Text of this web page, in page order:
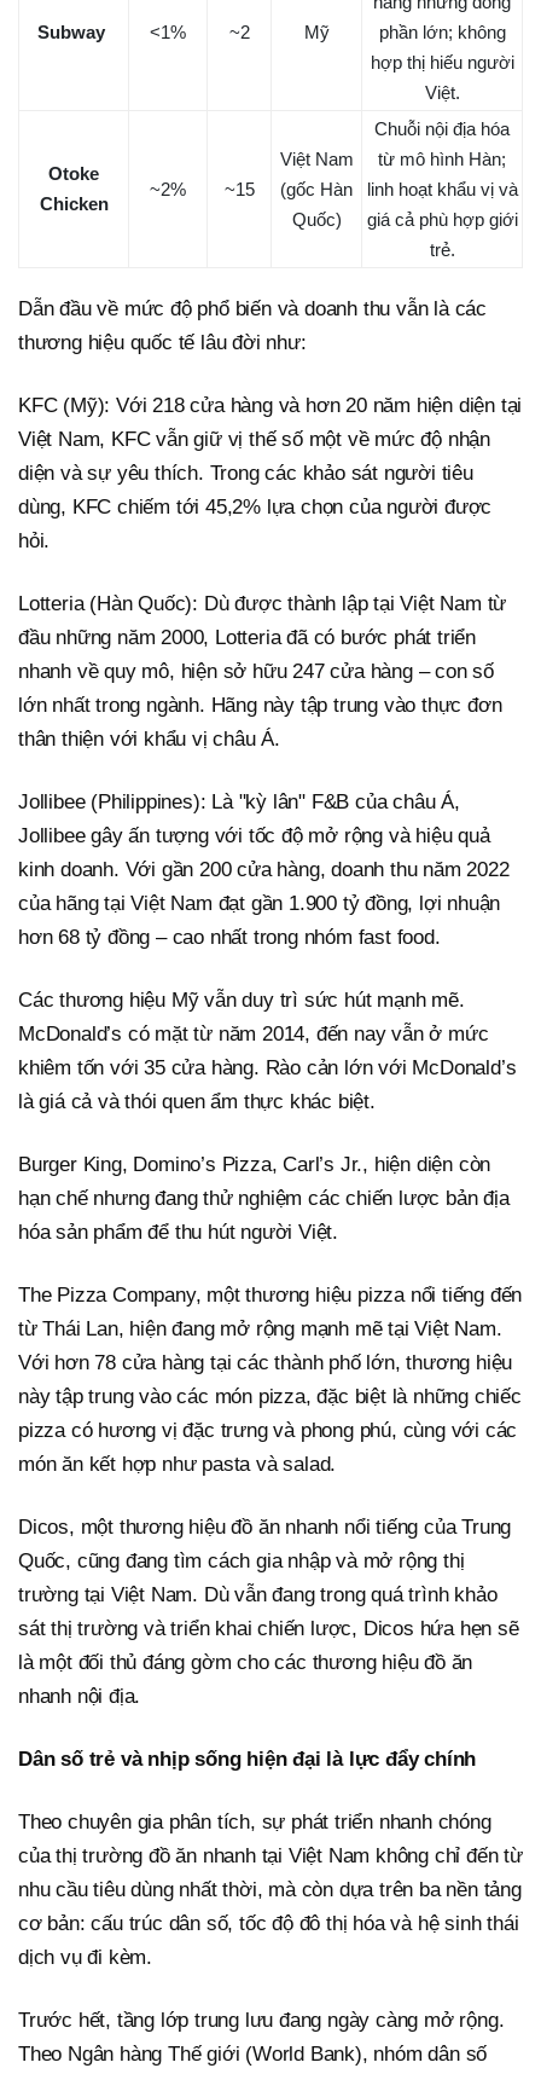
Subway <1% ~2 Mỹ
phần lớn; không
hợp thị hiếu người
Việt.
Otoke
Chicken
~2% ~15
Việt Nam
(gốc Hàn
Quốc)
Chuỗi nội địa hóa
từ mô hình Hàn;
linh hoạt khẩu vị và
giá cả phù hợp giới
trẻ.
Dẫn đầu về mức độ phổ biến và doanh thu vẫn là các
thương hiệu quốc tế lâu đời như:
KFC (Mỹ): Với 218 cửa hàng và hơn 20 năm hiện diện tại
Việt Nam, KFC vẫn giữ vị thế số một về mức độ nhận
diện và sự yêu thích. Trong các khảo sát người tiêu
dùng, KFC chiếm tới 45,2% lựa chọn của người được
hỏi.
Lotteria (Hàn Quốc): Dù được thành lập tại Việt Nam từ
đầu những năm 2000, Lotteria đã có bước phát triển
nhanh về quy mô, hiện sở hữu 247 cửa hàng – con số
lớn nhất trong ngành. Hãng này tập trung vào thực đơn
thân thiện với khẩu vị châu Á.
Jollibee (Philippines): Là "kỳ lân" F&B của châu Á,
Jollibee gây ấn tượng với tốc độ mở rộng và hiệu quả
kinh doanh. Với gần 200 cửa hàng, doanh thu năm 2022
của hãng tại Việt Nam đạt gần 1.900 tỷ đồng, lợi nhuận
hơn 68 tỷ đồng – cao nhất trong nhóm fast food.
Các thương hiệu Mỹ vẫn duy trì sức hút mạnh mẽ.
McDonald’s có mặt từ năm 2014, đến nay vẫn ở mức
khiêm tốn với 35 cửa hàng. Rào cản lớn với McDonald’s
là giá cả và thói quen ẩm thực khác biệt.
Burger King, Domino’s Pizza, Carl’s Jr., hiện diện còn
hạn chế nhưng đang thử nghiệm các chiến lược bản địa
hóa sản phẩm để thu hút người Việt.
The Pizza Company, một thương hiệu pizza nổi tiếng đến
từ Thái Lan, hiện đang mở rộng mạnh mẽ tại Việt Nam.
Với hơn 78 cửa hàng tại các thành phố lớn, thương hiệu
này tập trung vào các món pizza, đặc biệt là những chiếc
pizza có hương vị đặc trưng và phong phú, cùng với các
món ăn kết hợp như pasta và salad.
Dicos, một thương hiệu đồ ăn nhanh nổi tiếng của Trung
Quốc, cũng đang tìm cách gia nhập và mở rộng thị
trường tại Việt Nam. Dù vẫn đang trong quá trình khảo
sát thị trường và triển khai chiến lược, Dicos hứa hẹn sẽ
là một đối thủ đáng gờm cho các thương hiệu đồ ăn
nhanh nội địa.
Dân số trẻ và nhịp sống hiện đại là lực đẩy chính
Theo chuyên gia phân tích, sự phát triển nhanh chóng
của thị trường đồ ăn nhanh tại Việt Nam không chỉ đến từ
nhu cầu tiêu dùng nhất thời, mà còn dựa trên ba nền tảng
cơ bản: cấu trúc dân số, tốc độ đô thị hóa và hệ sinh thái
dịch vụ đi kèm.
Trước hết, tầng lớp trung lưu đang ngày càng mở rộng.
Theo Ngân hàng Thế giới (World Bank), nhóm dân số